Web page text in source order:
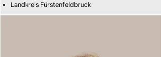
Landkreis Fürstenfeldbruck